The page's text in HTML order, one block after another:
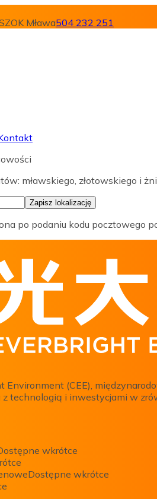
Mława504 232 251
mławskiego, złotowskiego i
Zapisz lokalizację
po podaniu kodu pocztowego
Environment (CEE),
z technologią i inwestycjami w
wkrótce
Dostępne wkrótce